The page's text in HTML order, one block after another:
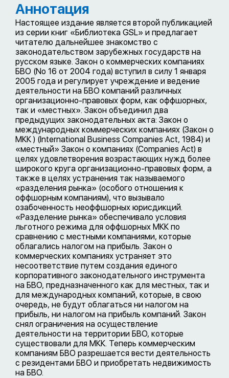
Аннотация
Настоящее издание является второй публикацией
из серии книг «Библиотека GSL» и предлагает
читателю дальнейшее знакомство с
законодательством зарубежных государств на
русском языке. Закон о коммерческих компаниях
БВО (No 16 от 2004 года) вступил в силу 1 января
2005 года и регулирует учреждение и ведение
деятельности на БВО компаний различных
организационно-правовых форм, как оффшорных,
так и «местных». Закон объединил два
предыдущих законодательных акта: Закон о
международных коммерческих компаниях (Закон о
МКК ) (International Business Companies Act, 1984) и
«местный» Закон о компаниях (Companies Act) в
целях удовлетворения возрастающих нужд более
широкого круга организационно-правовых форм, а
также в целях устранения так называемого
«разделения рынка» (особого отношения к
оффшорным компаниям), что вызывало
озабоченность неоффшорных юрисдикций.
«Разделение рынка» обеспечивало условия
льготного режима для оффшорных МКК по
сравнению с местными компаниями, которые
облагались налогом на прибыль. Закон о
коммерческих компаниях устраняет это
несоответствие путем создания единого
корпоративного законодательного инструмента
на БВО, предназначенного как для местных, так и
для международных компаний, которые, в свою
очередь, не будут облагаться ни налогом на
прибыль, ни налогом на прибыль компаний. Закон
снял ограничения на осуществление
деятельности на территории БВО, которые
существовали для МКК. Теперь коммерческим
компаниям БВО разрешается вести деятельность
с резидентами БВО и приобретать недвижимость
на БВО.